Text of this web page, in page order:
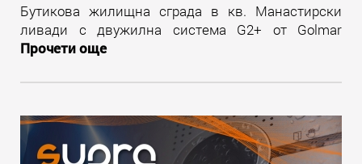
Бутикова жилищна сграда в кв. Манастирски
ливади с двужилна система G2+ от Golmar
Прочети още